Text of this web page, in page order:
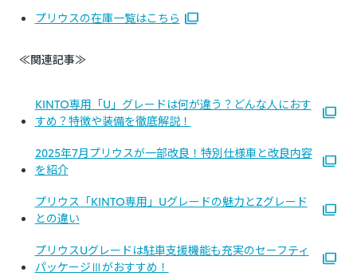
プリウスの在庫一覧はこちら
≪関連記事≫
KINTO専用「U」グレードは何が違う？どんな人におす
すめ？特徴や装備を徹底解説！
2025年7月プリウスが一部改良！特別仕様車と改良内容
を紹介
プリウス「KINTO専用」Uグレードの魅力とZグレード
との違い
プリウスUグレードは駐車支援機能も充実のセーフティ
パッケージⅢがおすすめ！